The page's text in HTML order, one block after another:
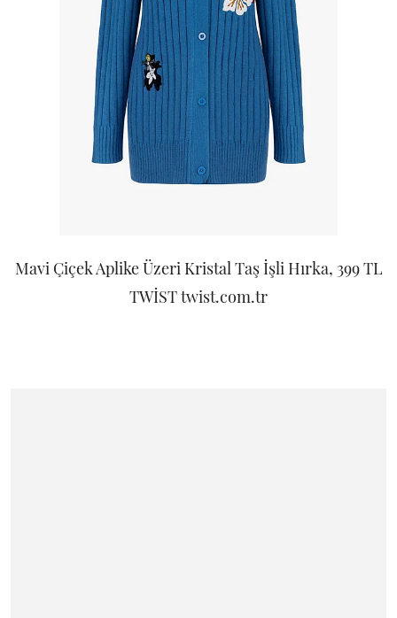
Mavi Çiçek Aplike Üzeri Kristal Taş İşli Hırka, 399 TL
TWİST twist.com.tr